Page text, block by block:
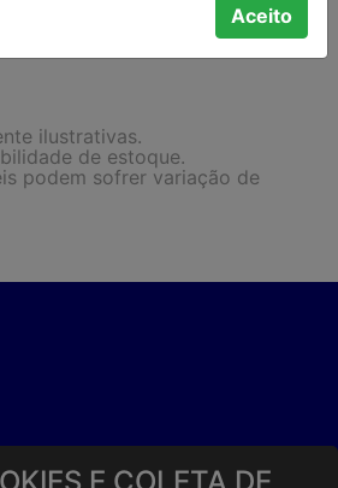
ilustrativas.
de estoque.
podem sofrer variação de
Aceito